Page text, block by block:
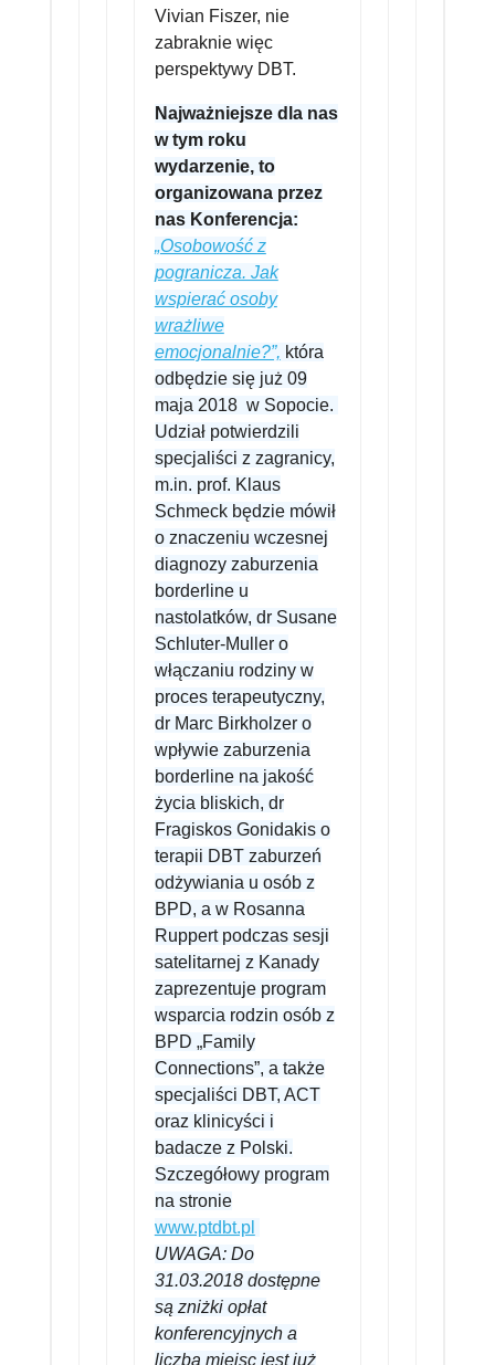
Vivian Fiszer, nie
zabraknie więc
perspektywy DBT.
Najważniejsze dla nas
w tym roku
wydarzenie, to
organizowana przez
nas Konferencja:
„Osobowość z
pogranicza. Jak
wspierać osoby
wrażliwe
emocjonalnie?”, która
odbędzie się już 09
maja 2018 w Sopocie.
Udział potwierdzili
specjaliści z zagranicy,
m.in. prof. Klaus
Schmeck będzie mówił
o znaczeniu wczesnej
diagnozy zaburzenia
borderline u
nastolatków, dr Susane
Schluter-Muller o
włączaniu rodziny w
proces terapeutyczny,
dr Marc Birkholzer o
wpływie zaburzenia
borderline na jakość
życia bliskich, dr
Fragiskos Gonidakis o
terapii DBT zaburzeń
odżywiania u osób z
BPD, a w Rosanna
Ruppert podczas sesji
satelitarnej z Kanady
zaprezentuje program
wsparcia rodzin osób z
BPD „Family
Connections”, a także
specjaliści DBT, ACT
oraz klinicyści i
badacze z Polski.
Szczegółowy program
na stronie
www.ptdbt.pl
UWAGA: Do
31.03.2018 dostępne
są zniżki opłat
konferencyjnych a
liczba miejsc jest już